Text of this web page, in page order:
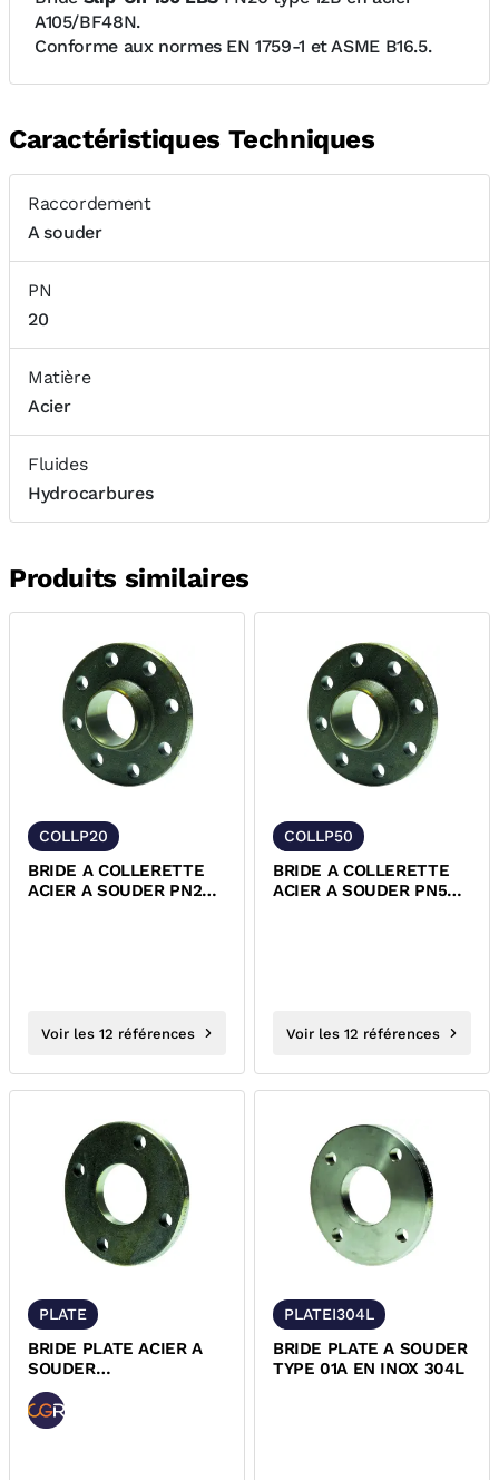
A105/BF48N.
Conforme aux normes EN 1759-1 et ASME B16.5.
Caractéristiques Techniques
Raccordement
A souder
PN
20
Matière
Acier
Fluides
Hydrocarbures
Produits similaires
COLLP20
BRIDE A COLLERETTE
ACIER A SOUDER PN20
Voir les 12 références
COLLP50
BRIDE A COLLERETTE
ACIER A SOUDER PN50
Voir les 12 références
PLATE
BRIDE PLATE ACIER A
SOUDER
PN10/PN16/PN25/PN40
EN1092-1
PLATEI304L
BRIDE PLATE A SOUDER
TYPE 01A EN INOX 304L